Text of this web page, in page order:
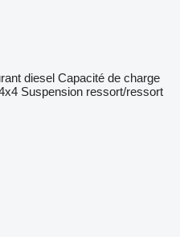
diesel Capacité de charge
Suspension ressort/ressort